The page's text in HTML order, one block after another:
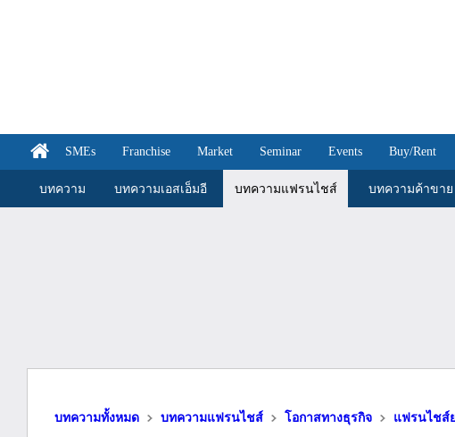
SMEs Franchise Market Seminar Events Buy/Rent
บทความ บทความเอสเอ็มอี บทความแฟรนไชส์ บทความค้าขาย
บทความทั้งหมด บทความแฟรนไชส์ โอกาสทางธุรกิจ แฟรนไชส์